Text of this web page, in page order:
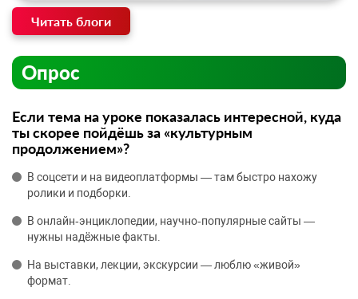
Читать блоги
Опрос
Если тема на уроке показалась интересной, куда
ты скорее пойдёшь за «культурным
продолжением»?
В соцсети и на видеоплатформы — там быстро нахожу
ролики и подборки.
В онлайн‑энциклопедии, научно‑популярные сайты —
нужны надёжные факты.
На выставки, лекции, экскурсии — люблю «живой»
формат.